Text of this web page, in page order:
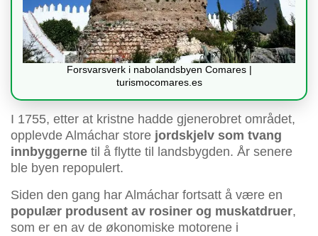
Forsvarsverk i nabolandsbyen Comares |
turismocomares.es
I 1755, etter at kristne hadde gjenerobret området,
opplevde Almáchar store jordskjelv som tvang
innbyggerne til å flytte til landsbygden. År senere
ble byen repopulert.
Siden den gang har Almáchar fortsatt å være en
populær produsent av rosiner og muskatdruer,
som er en av de økonomiske motorene i